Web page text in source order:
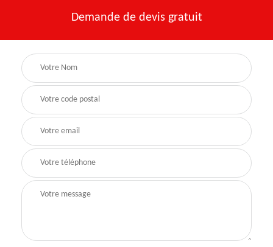
Demande de devis gratuit